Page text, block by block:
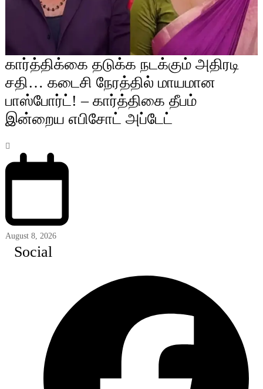
கார்த்திக்கை தடுக்க நடக்கும் அதிரடி
சதி… கடைசி நேரத்தில் மாயமான
பாஸ்போர்ட்! – கார்த்திகை தீபம்
இன்றைய எபிசோட் அப்டேட்
August 8, 2026
Social